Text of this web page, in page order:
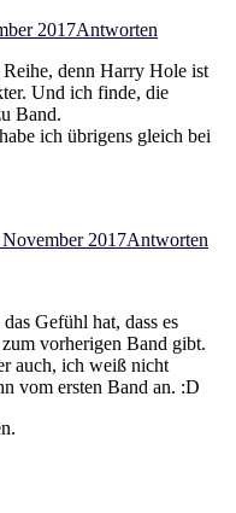
2017Antworten
denn Harry Hole ist
Und ich finde, die
Band.
ich übrigens gleich bei
2017Antworten
Gefühl hat, dass es
vorherigen Band gibt.
auch, ich weiß nicht
vom ersten Band an. :D